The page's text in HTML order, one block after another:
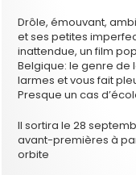
Drôle, émouvant,
et ses petites
inattendue, un film
Belgique: le genre de
larmes et vous fait
Presque un cas
Il sortira le 28
avant-premières à
orbite